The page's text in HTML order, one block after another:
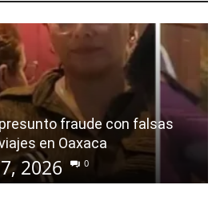
fraude con falsas
en Oaxaca
2026 0